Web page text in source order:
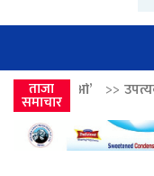
ताजा
समाचार
श्रृंखलाबद्ध